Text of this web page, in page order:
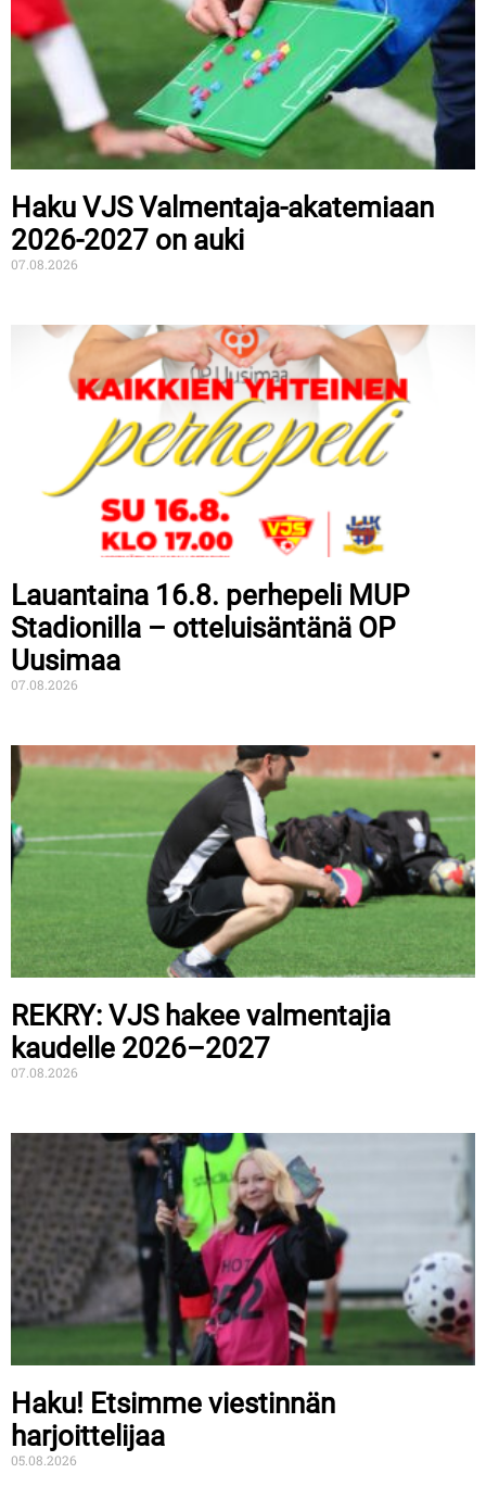
Haku VJS Valmentaja-akatemiaan
2026-2027 on auki
07.08.2026
Lauantaina 16.8. perhepeli MUP
Stadionilla – otteluisäntänä OP
Uusimaa
07.08.2026
REKRY: VJS hakee valmentajia
kaudelle 2026–2027
07.08.2026
Haku! Etsimme viestinnän
harjoittelijaa
05.08.2026